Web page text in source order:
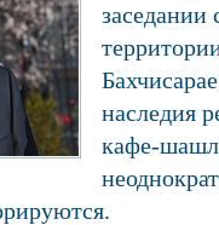
заседании
наследия
кафе-